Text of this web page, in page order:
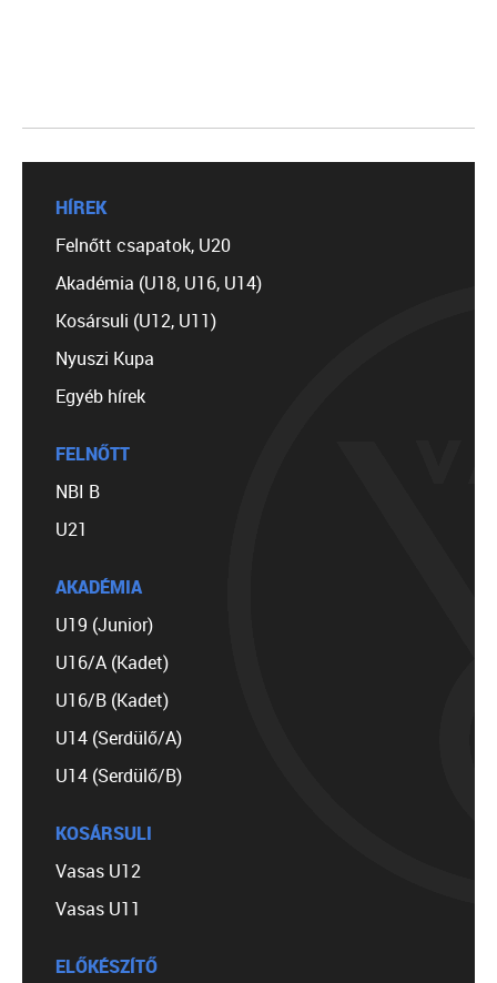
HÍREK
Felnőtt csapatok, U20
Akadémia (U18, U16, U14)
Kosársuli (U12, U11)
Nyuszi Kupa
Egyéb hírek
FELNŐTT
NBI B
U21
AKADÉMIA
U19 (Junior)
U16/A (Kadet)
U16/B (Kadet)
U14 (Serdülő/A)
U14 (Serdülő/B)
KOSÁRSULI
Vasas U12
Vasas U11
ELŐKÉSZÍTŐ